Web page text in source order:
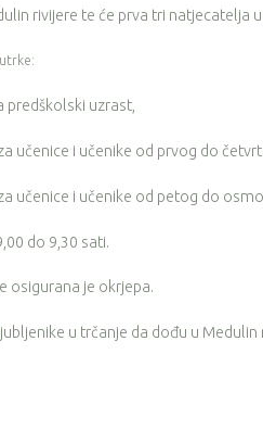
rivijere te će prva tri natjecatelja
predškolski uzrast,
učenice i učenike od prvog do
učenice i učenike od petog do
do 9,30 sati.
osigurana je okrjepa.
u trčanje da dođu u